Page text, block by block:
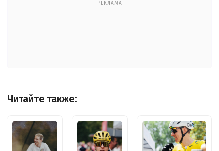
РЕКЛАМА
Читайте также: